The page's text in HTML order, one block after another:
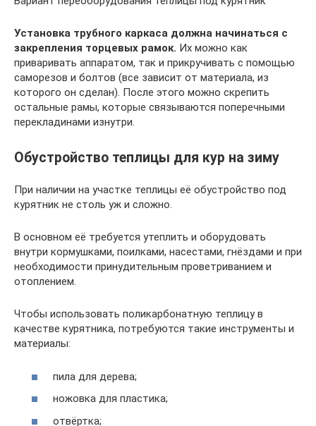
Установка трубного каркаса должна начинаться с
закрепления торцевых рамок. Их можно как
приваривать аппаратом, так и прикручивать с помощью
саморезов и болтов (все зависит от материала, из
которого он сделан). После этого можно скрепить
остальные рамы, которые связываются поперечными
перекладинами изнутри.
Обустройство теплицы для кур на зиму
При наличии на участке теплицы её обустройство под
курятник не столь уж и сложно.
В основном её требуется утеплить и оборудовать
внутри кормушками, поилками, насестами, гнёздами и при
необходимости принудительным проветриванием и
отоплением.
Чтобы использовать поликарбонатную теплицу в
качестве курятника, потребуются такие инструменты и
материалы:
пила для дерева;
ножовка для пластика;
отвёртка;